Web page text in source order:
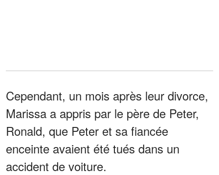
Cependant, un mois après leur divorce,
Marissa a appris par le père de Peter,
Ronald, que Peter et sa fiancée
enceinte avaient été tués dans un
accident de voiture.